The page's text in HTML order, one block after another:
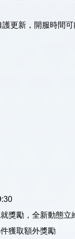
更新，開服時間
獎勵，全新動態立
獲取額外獎勵